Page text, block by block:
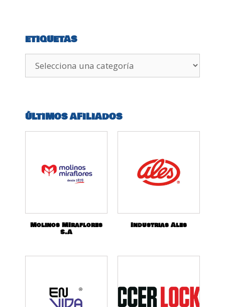
ETIQUETAS
ÚLTIMOS AFILIADOS
Molinos MIraflores
S.A
Industrias Ales